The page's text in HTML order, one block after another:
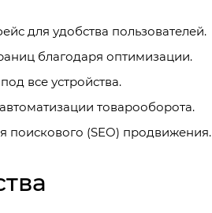
для удобства пользователей.
благодаря оптимизации.
все устройства.
товарооборота.
поискового (SEO) продвижения.